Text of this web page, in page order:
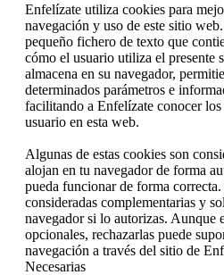
Enfelízate utiliza cookies para
navegación y uso de este sitio
pequeño fichero de texto que
cómo el usuario utiliza el presente
almacena en su navegador,
determinados parámetros e
facilitando a Enfelízate conocer
usuario en esta web.
Algunas de estas cookies son
alojan en tu navegador de forma
pueda funcionar de forma
consideradas complementarias y
navegador si lo autorizas. Aunque
opcionales, rechazarlas puede
navegación a través del sitio de
Necesarias